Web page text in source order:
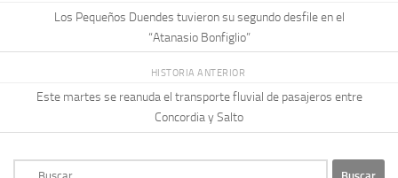
Los Pequeños Duendes tuvieron su segundo desfile en el
“Atanasio Bonfiglio”
HISTORIA ANTERIOR
Este martes se reanuda el transporte fluvial de pasajeros entre
Concordia y Salto